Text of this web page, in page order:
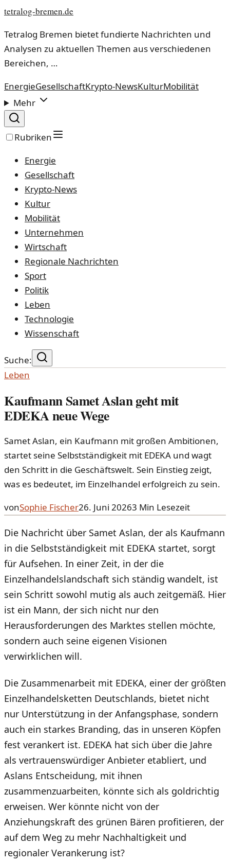
tetralog-bremen.de
Tetralog Bremen bietet fundierte Nachrichten und
Analysen zu aktuellen Themen aus verschiedenen
Bereichen, …
EnergieGesellschaftKrypto-NewsKulturMobilität
Mehr
Rubriken
Energie
Gesellschaft
Krypto-News
Kultur
Mobilität
Unternehmen
Wirtschaft
Regionale Nachrichten
Sport
Politik
Leben
Technologie
Wissenschaft
Suche:
Leben
Kaufmann Samet Aslan geht mit
EDEKA neue Wege
Samet Aslan, ein Kaufmann mit großen Ambitionen,
startet seine Selbstständigkeit mit EDEKA und wagt
den Schritt in die Geschäftswelt. Sein Einstieg zeigt,
was es bedeutet, im Einzelhandel erfolgreich zu sein.
vonSophie Fischer26. Juni 20263 Min Lesezeit
Die Nachricht über Samet Aslan, der als Kaufmann
in die Selbstständigkeit mit EDEKA startet, sorgt
für Aufsehen. In einer Zeit, in der die
Einzelhandelslandschaft sich ständig wandelt, ist
sein Schritt sowohl mutig als auch zeitgemäß. Hier
ist ein Mann, der sich nicht nur den
Herausforderungen des Marktes stellen möchte,
sondern auch seine eigenen Visionen
verwirklichen will.
Die Zusammenarbeit mit EDEKA, einer der größten
Einzelhandelsketten Deutschlands, bietet nicht
nur Unterstützung in der Anfangsphase, sondern
auch ein starkes Branding, das in unseren Köpfen
fest verankert ist. EDEKA hat sich über die Jahre
als vertrauenswürdiger Anbieter etabliert, und
Aslans Entscheidung, mit ihnen
zusammenzuarbeiten, könnte sich als goldrichtig
erweisen. Wer könnte nicht von der
Anziehungskraft des grünen Bären profitieren, der
auf dem Weg zu mehr Nachhaltigkeit und
regionaler Verankerung ist?